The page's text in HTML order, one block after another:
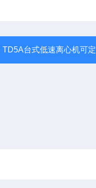
TD5A台式低速离心机可